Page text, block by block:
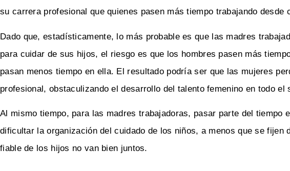
su carrera profesional que quienes pasen más tiempo trabajando desde
Dado que, estadísticamente, lo más probable es que las madres
para cuidar de sus hijos, el riesgo es que los hombres pasen más
pasan menos tiempo en ella. El resultado podría ser que las mujeres
profesional, obstaculizando el desarrollo del talento femenino en todo el
Al mismo tiempo, para las madres trabajadoras, pasar parte del tiempo
dificultar la organización del cuidado de los niños, a menos que se
fiable de los hijos no van bien juntos.